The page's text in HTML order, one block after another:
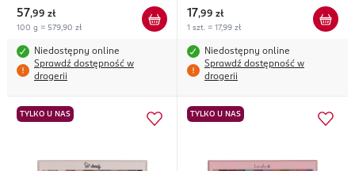
57,99 zł
100 g = 579,90 zł
Niedostępny online
Sprawdź dostępność w
drogerii
17,99 zł
1 szt. = 17,99 zł
Niedostępny online
Sprawdź dostępność w
drogerii
TYLKO U NAS TYLKO U NAS